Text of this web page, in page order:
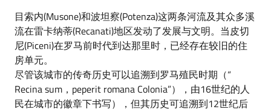
目索内(Musone)和波坦察(Potenza)这两条河流及其众多溪
流在雷卡纳蒂(Recanati)地区发动了发展与文明。当皮切
尼(Piceni)在罗马前时代到达那里时，已经存在较旧的住
房单元。
尽管该城市的传奇历史可以追溯到罗马殖民时期（“
Recina sum，peperit romana Colonia”），由16世纪的人
民在城市的徽章下书写），但其历史可追溯到12世纪后